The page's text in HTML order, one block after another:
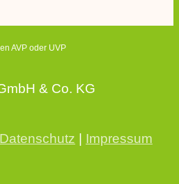
AVP oder UVP
& Co. KG
Datenschutz Impressum